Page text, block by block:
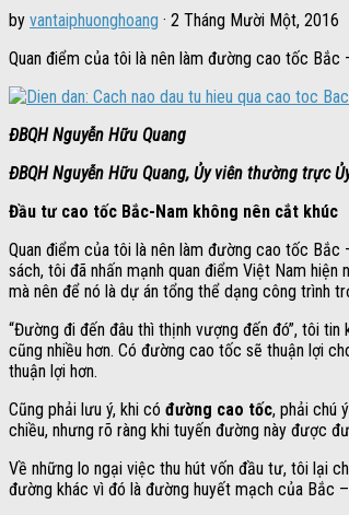
by vantaiphuonghoang · 2 Tháng Mười Một, 2016
Quan điểm của tôi là nên làm đường cao tốc
ĐBQH Nguyễn Hữu Quang
ĐBQH Nguyễn Hữu Quang, Ủy viên thường trực
Đầu tư cao tốc Bắc-Nam không nên cắt khúc
Quan điểm của tôi là nên làm đường cao tốc
sách, tôi đã nhấn mạnh quan điểm Việt Nam hiện
mà nên để nó là dự án tổng thể dạng công trình
“Đường đi đến đâu thì thịnh vượng đến đó”, tôi tin
cũng nhiều hơn. Có đường cao tốc sẽ thuận lợi
thuận lợi hơn.
Cũng phải lưu ý, khi có đường cao tốc, phải chú
chiều, nhưng rõ ràng khi tuyến đường này được
Về những lo ngại việc thu hút vốn đầu tư, tôi lại
đường khác vì đó là đường huyết mạch của Bắc